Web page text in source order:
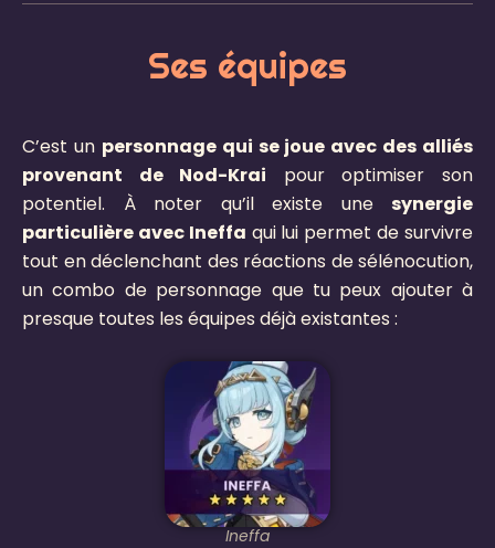
Ses équipes
C’est un personnage qui se joue avec des alliés
provenant de Nod-Krai pour optimiser son
potentiel. À noter qu’il existe une synergie
particulière avec Ineffa qui lui permet de survivre
tout en déclenchant des réactions de sélénocution,
un combo de personnage que tu peux ajouter à
presque toutes les équipes déjà existantes :
Ineffa